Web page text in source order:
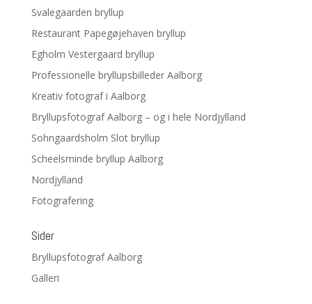
Svalegaarden bryllup
Restaurant Papegøjehaven bryllup
Egholm Vestergaard bryllup
Professionelle bryllupsbilleder Aalborg
Kreativ fotograf i Aalborg
Bryllupsfotograf Aalborg – og i hele Nordjylland
Sohngaardsholm Slot bryllup
Scheelsminde bryllup Aalborg
Nordjylland
Fotografering
Sider
Bryllupsfotograf Aalborg
Galleri